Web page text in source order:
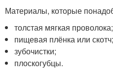
Материалы, которые
толстая мягкая проволока;
пищевая плёнка или скотч;
зубочистки;
плоскогубцы.